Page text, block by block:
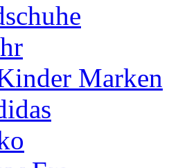
Marken